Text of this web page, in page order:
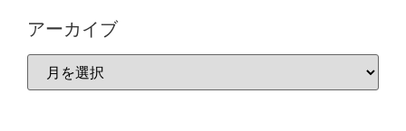
アーカイブ